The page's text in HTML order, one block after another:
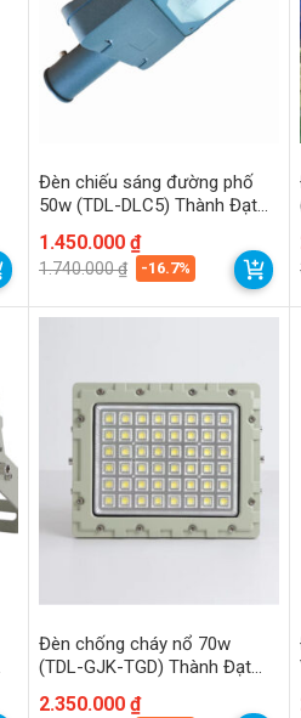
Đèn chiếu sáng đường phố
50w (TDL-DLC5) Thành Đạt
1.740.000₫
Giá
gốc
là:
1.450.000 ₫
Giá
hiện
tại
1.450.000 ₫.
-16.7%
Đèn chống cháy nổ 70w
(TDL-GJK-TGD) Thành Đạt
Giá
2.350.000 ₫
Giá